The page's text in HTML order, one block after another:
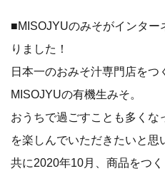
■MISOJYUのみそがインタ
りました！
日本一のおみそ汁専門店を
MISOJYUの有機生みそ。
おうちで過ごすことも多くな
を楽しんでいただきたいと思
共に2020年10月、商品をつく